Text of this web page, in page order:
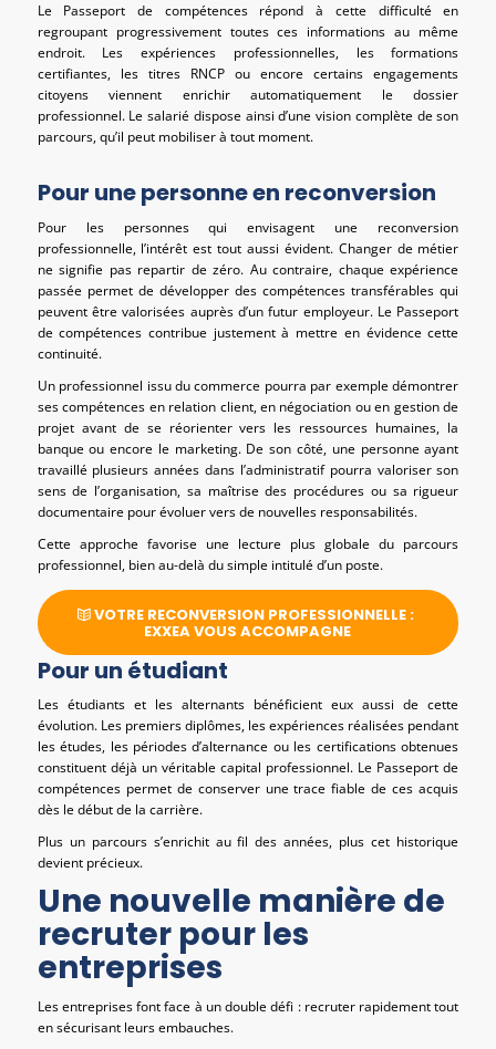
Le Passeport de compétences répond à cette difficulté en
regroupant progressivement toutes ces informations au même
endroit. Les expériences professionnelles, les formations
certifiantes, les titres RNCP ou encore certains engagements
citoyens viennent enrichir automatiquement le dossier
professionnel. Le salarié dispose ainsi d’une vision complète de son
parcours, qu’il peut mobiliser à tout moment.
Pour une personne en reconversion
Pour les personnes qui envisagent une reconversion
professionnelle, l’intérêt est tout aussi évident. Changer de métier
ne signifie pas repartir de zéro. Au contraire, chaque expérience
passée permet de développer des compétences transférables qui
peuvent être valorisées auprès d’un futur employeur. Le Passeport
de compétences contribue justement à mettre en évidence cette
continuité.
Un professionnel issu du commerce pourra par exemple démontrer
ses compétences en relation client, en négociation ou en gestion de
projet avant de se réorienter vers les ressources humaines, la
banque ou encore le marketing. De son côté, une personne ayant
travaillé plusieurs années dans l’administratif pourra valoriser son
sens de l’organisation, sa maîtrise des procédures ou sa rigueur
documentaire pour évoluer vers de nouvelles responsabilités.
Cette approche favorise une lecture plus globale du parcours
professionnel, bien au-delà du simple intitulé d’un poste.
VOTRE RECONVERSION PROFESSIONNELLE :
EXXEA VOUS ACCOMPAGNE
Pour un étudiant
Les étudiants et les alternants bénéficient eux aussi de cette
évolution. Les premiers diplômes, les expériences réalisées pendant
les études, les périodes d’alternance ou les certifications obtenues
constituent déjà un véritable capital professionnel. Le Passeport de
compétences permet de conserver une trace fiable de ces acquis
dès le début de la carrière.
Plus un parcours s’enrichit au fil des années, plus cet historique
devient précieux.
Une nouvelle manière de
recruter pour les
entreprises
Les entreprises font face à un double défi : recruter rapidement tout
en sécurisant leurs embauches.